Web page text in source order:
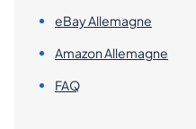
eBay Allemagne
Amazon Allemagne
FAQ